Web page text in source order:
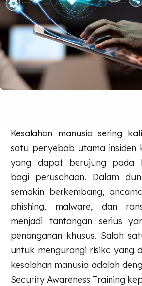
Kesalahan manusia sering
satu penyebab utama insiden
yang dapat berujung pada
bagi perusahaan. Dalam
semakin berkembang,
phishing, malware, dan
menjadi tantangan serius
penanganan khusus. Salah
untuk mengurangi risiko yang
kesalahan manusia adalah
Security Awareness Training